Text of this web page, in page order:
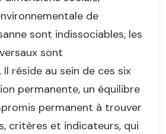
de
sont indissociables, les
sont
réside au sein de ces six
permanente, un équilibre
permanent à trouver
critères et indicateurs, qui